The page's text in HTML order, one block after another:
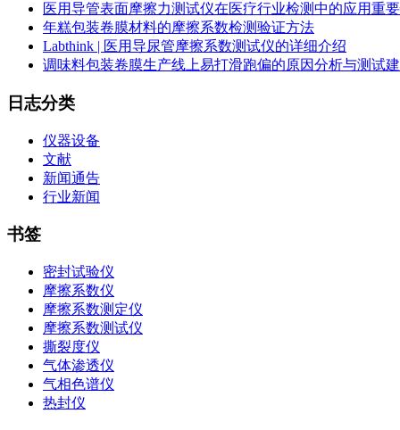
医用导管表面摩擦力测试仪在医疗行业检测中的应用重
年糕包装卷膜材料的摩擦系数检测验证方法
Labthink | 医用导尿管摩擦系数测试仪的详细介绍
调味料包装卷膜生产线上易打滑跑偏的原因分析与测试
日志分类
仪器设备
文献
新闻通告
行业新闻
书签
密封试验仪
摩擦系数仪
摩擦系数测定仪
摩擦系数测试仪
撕裂度仪
气体渗透仪
气相色谱仪
热封仪